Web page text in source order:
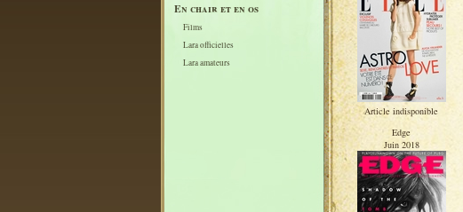
En chair et en os
Films
Lara officielles
Lara amateurs
Article indisponible
Edge
Juin 2018